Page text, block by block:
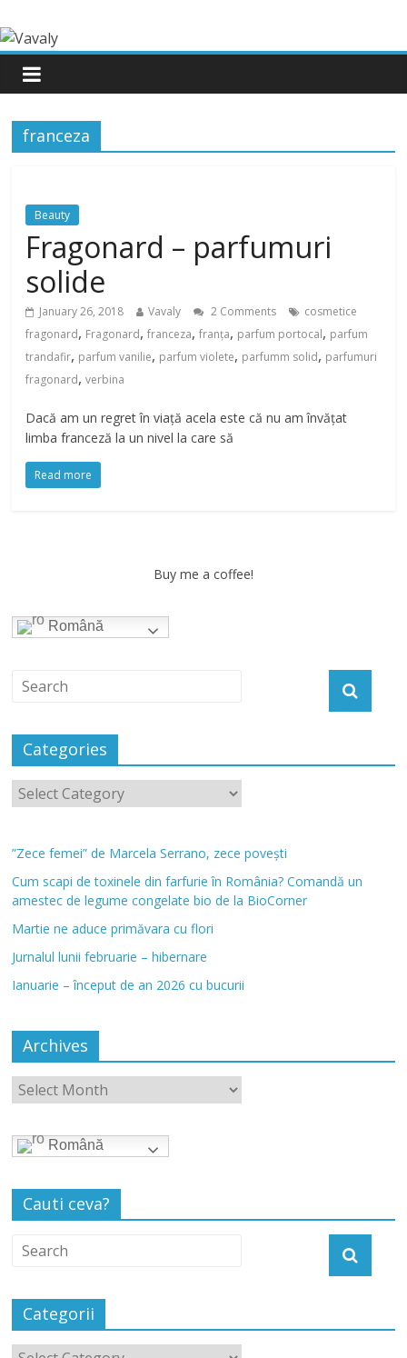
franceza
Beauty
Fragonard – parfumuri
solide
January 26, 2018 Vavaly 2 Comments
cosmetice
fragonard, Fragonard,franceza,franța, parfum portocal, parfum
trandafir, parfum vanilie, parfum violete, parfumm solid, parfumuri
fragonard,verbina
Dacă am un regret în viață acela este că nu am învățat
limba franceză la un nivel la care să
Read more
Buy me a coffee!
Română
Categories
”Zece femei” de Marcela Serrano, zece povești
Cum scapi de toxinele din farfurie în România? Comandă un
amestec de legume congelate bio de la BioCorner
Martie ne aduce primăvara cu flori
Jurnalul lunii februarie – hibernare
Ianuarie – început de an 2026 cu bucurii
Archives
Română
Cauti ceva?
Categorii